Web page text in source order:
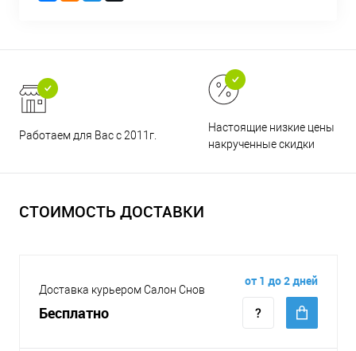
Работаем для Вас с 2011г.
Настоящие низкие цены и
накрученные скидки
СТОИМОСТЬ ДОСТАВКИ
Доставка курьером Салон Снов
Бесплатно
от 1 до 2 дней